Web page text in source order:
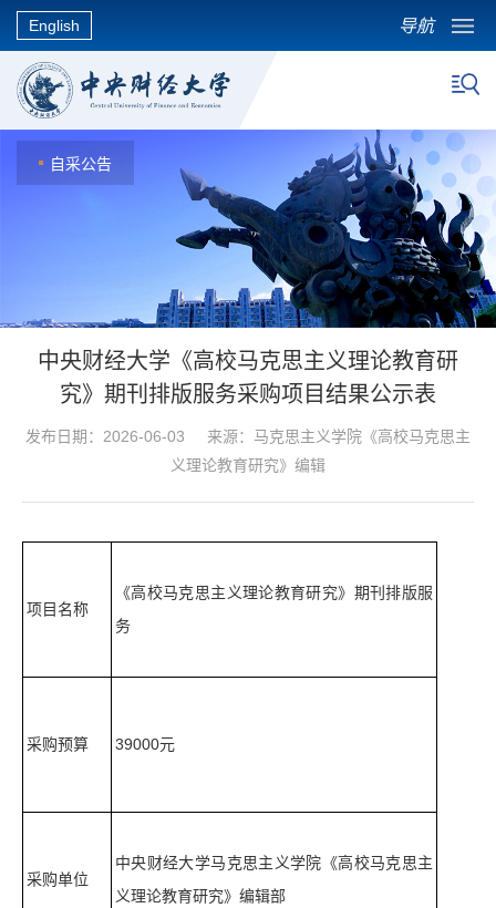
English 导航
自采公告
中央财经大学《高校马克思主义理论教育研
究》期刊排版服务采购项目结果公示表
发布日期：2026-06-03 来源：马克思主义学院《高校马克思主
义理论教育研究》编辑
项目名称
《高校马克思主义理论教育研究》期刊排版服
务
采购预算 39000元
采购单位
中央财经大学马克思主义学院《高校马克思主
义理论教育研究》编辑部